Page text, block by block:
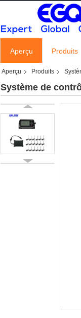
Aperçu Produits
Aperçu Produits
Système de